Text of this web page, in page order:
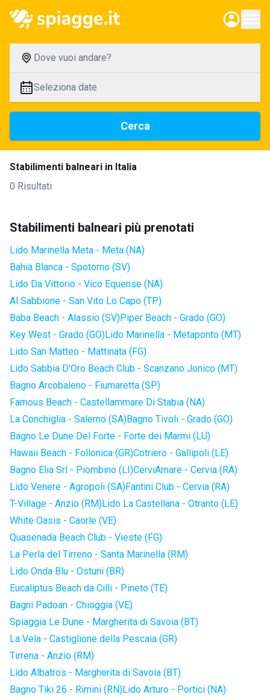
Dove vuoi andare?
Seleziona date
Cerca
Stabilimenti balneari in Italia
0 Risultati
Stabilimenti balneari più prenotati
Lido Marinella Meta - Meta (NA)
Bahia Blanca - Spotorno (SV)
Lido Da Vittorio - Vico Equense (NA)
Al Sabbione - San Vito Lo Capo (TP)
Baba Beach - Alassio (SV)Piper Beach - Grado (GO)
Key West - Grado (GO)Lido Marinella - Metaponto (MT)
Lido San Matteo - Mattinata (FG)
Lido Sabbia D'Oro Beach Club - Scanzano Jonico (MT)
Bagno Arcobaleno - Fiumaretta (SP)
Famous Beach - Castellammare Di Stabia (NA)
La Conchiglia - Salerno (SA)Bagno Tivoli - Grado (GO)
Bagno Le Dune Del Forte - Forte dei Marmi (LU)
Hawaii Beach - Follonica (GR)Cotriero - Gallipoli (LE)
Bagno Elia Srl - Piombino (LI)CerviAmare - Cervia (RA)
Lido Venere - Agropoli (SA)Fantini Club - Cervia (RA)
T-Village - Anzio (RM)Lido La Castellana - Otranto (LE)
White Oasis - Caorle (VE)
Quasenada Beach Club - Vieste (FG)
La Perla del Tirreno - Santa Marinella (RM)
Lido Onda Blu - Ostuni (BR)
Eucaliptus Beach da Cilli - Pineto (TE)
Bagni Padoan - Chioggia (VE)
Spiaggia Le Dune - Margherita di Savoia (BT)
La Vela - Castiglione della Pescaia (GR)
Tirrena - Anzio (RM)
Lido Albatros - Margherita di Savoia (BT)
Bagno Tiki 26 - Rimini (RN)Lido Arturo - Portici (NA)